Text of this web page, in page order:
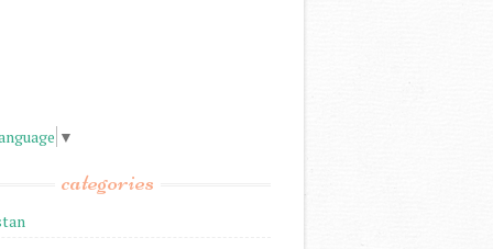
▼
categories